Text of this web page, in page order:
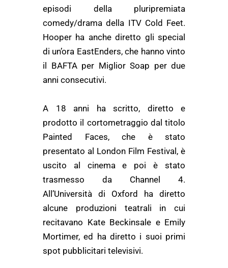
episodi della pluripremiata
comedy/drama della ITV Cold Feet.
Hooper ha anche diretto gli special
di un’ora EastEnders, che hanno vinto
il BAFTA per Miglior Soap per due
anni consecutivi.
A 18 anni ha scritto, diretto e
prodotto il cortometraggio dal titolo
Painted Faces, che è stato
presentato al London Film Festival, è
uscito al cinema e poi è stato
trasmesso da Channel 4.
All’Università di Oxford ha diretto
alcune produzioni teatrali in cui
recitavano Kate Beckinsale e Emily
Mortimer, ed ha diretto i suoi primi
spot pubblicitari televisivi.